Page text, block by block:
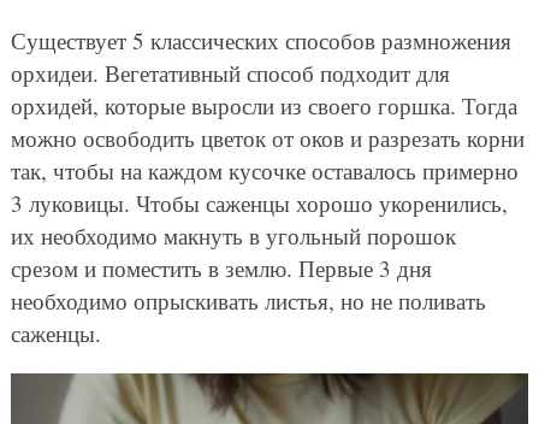
Существует 5 классических способов размножения
орхидеи. Вегетативный способ подходит для
орхидей, которые выросли из своего горшка. Тогда
можно освободить цветок от оков и разрезать корни
так, чтобы на каждом кусочке оставалось примерно
3 луковицы. Чтобы саженцы хорошо укоренились,
их необходимо макнуть в угольный порошок
срезом и поместить в землю. Первые 3 дня
необходимо опрыскивать листья, но не поливать
саженцы.